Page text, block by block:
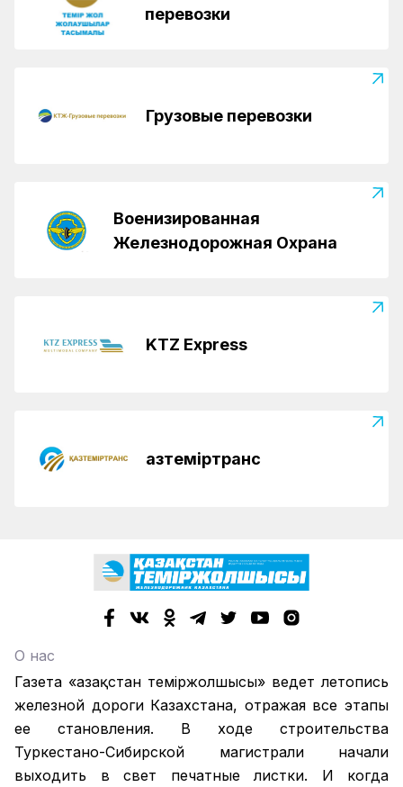
перевозки
Грузовые перевозки
Военизированная
Железнодорожная Охрана
KTZ Express
Қазтеміртранс
О нас
Газета «Қазақстан теміржолшысы» ведет летопись
железной дороги Казахстана, отражая все этапы
ее становления. В ходе строительства
Туркестано-Сибирской магистрали начали
выходить в свет печатные листки. И когда